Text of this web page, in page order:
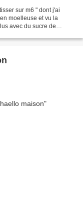
sur m6 " dont j'ai
moelleuse et vu la
avec du sucre de